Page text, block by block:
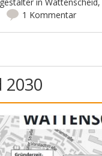
1 Kommentar
2030